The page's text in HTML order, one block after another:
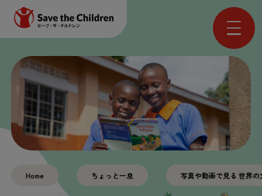
Home ちょっと一息 写真や動画で見る 世界の